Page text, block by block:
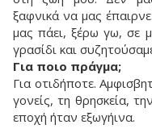
ξαφνικά να μας
μας πάει, ξέρω γω, σε
γρασίδι και
Για ποιο πράγμα;
Για οτιδήποτε.
γονείς, τη θρησκεία,
εποχή ήταν εξωγήινα.